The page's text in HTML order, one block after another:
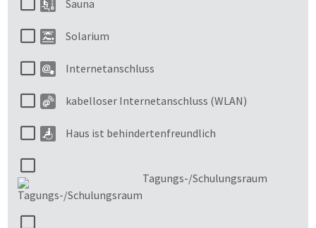
Sauna
Solarium
Internetanschluss
kabelloser Internetanschluss (WLAN)
Haus ist behindertenfreundlich
Tagungs-/Schulungsraum